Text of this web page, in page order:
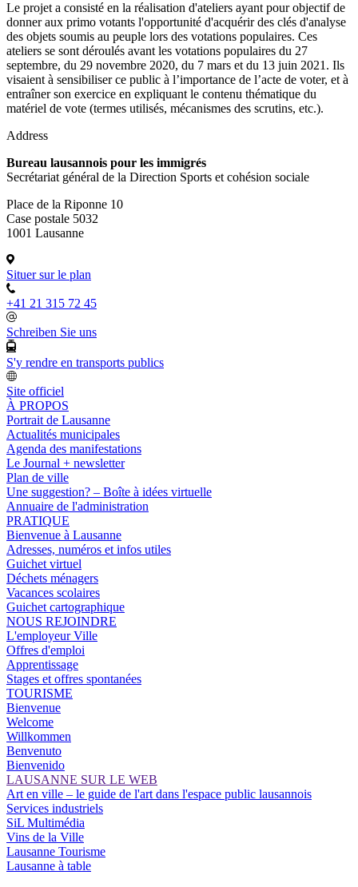
Le projet a consisté en la réalisation d'ateliers ayant pour objectif de
donner aux primo votants l'opportunité d'acquérir des clés d'analyse
des objets soumis au peuple lors des votations populaires. Ces
ateliers se sont déroulés avant les votations populaires du 27
septembre, du 29 novembre 2020, du 7 mars et du 13 juin 2021. Ils
visaient à sensibiliser ce public à l’importance de l’acte de voter, et à
entraîner son exercice en expliquant le contenu thématique du
matériel de vote (termes utilisés, mécanismes des scrutins, etc.).
Address
Bureau lausannois pour les immigrés
Secrétariat général de la Direction Sports et cohésion sociale
Place de la Riponne 10
Case postale 5032
1001 Lausanne
Situer sur le plan
+41 21 315 72 45
Schreiben Sie uns
S'y rendre en transports publics
Site officiel
À PROPOS
Portrait de Lausanne
Actualités municipales
Agenda des manifestations
Le Journal + newsletter
Plan de ville
Une suggestion? – Boîte à idées virtuelle
Annuaire de l'administration
PRATIQUE
Bienvenue à Lausanne
Adresses, numéros et infos utiles
Guichet virtuel
Déchets ménagers
Vacances scolaires
Guichet cartographique
NOUS REJOINDRE
L'employeur Ville
Offres d'emploi
Apprentissage
Stages et offres spontanées
TOURISME
Bienvenue
Welcome
Willkommen
Benvenuto
Bienvenido
LAUSANNE SUR LE WEB
Art en ville – le guide de l'art dans l'espace public lausannois
Services industriels
SiL Multimédia
Vins de la Ville
Lausanne Tourisme
Lausanne à table